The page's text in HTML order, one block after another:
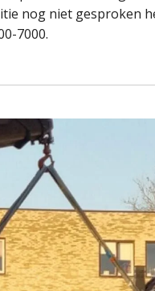
nog niet gesproken
7000.